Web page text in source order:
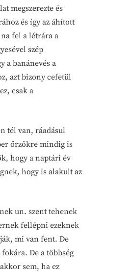
megszerezte és
és így az áhított
fel a létrára a
szép
a banánevés a
azt bizony cefetül
csak a
tél van, ráadásul
őrzőkre mindig is
hogy a naptári év
hogy is alakult az
un. szent tehenek
fellépni ezeknek
mi van fent. De
De a többség
sem, ha ez